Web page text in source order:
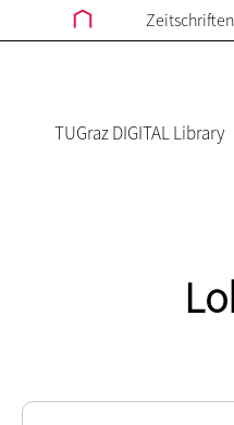
Zeitschriften
TUGraz DIGITAL Library